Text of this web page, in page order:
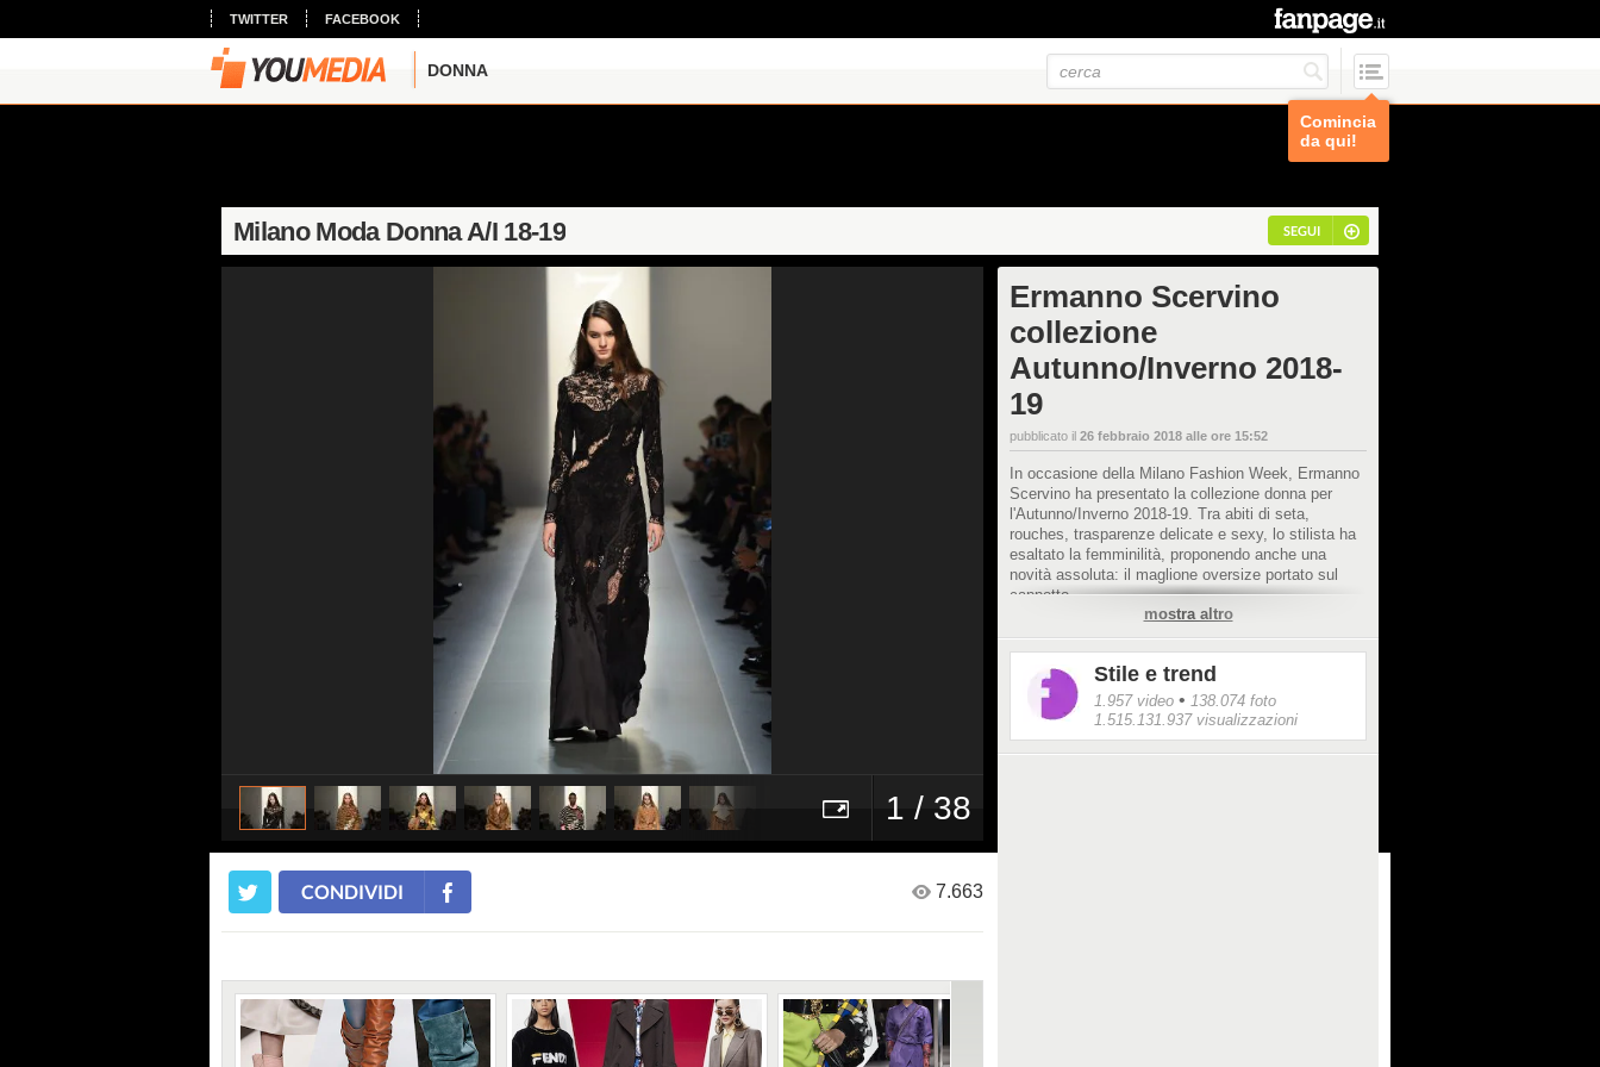
TWITTER FACEBOOK
DONNA
Comincia
da qui!
Milano Moda Donna A/I 18-19 SEGUI
1 / 38
Ermanno Scervino
collezione
Autunno/Inverno 2018-
19
pubblicato il 26 febbraio 2018 alle ore 15:52
In occasione della Milano Fashion Week, Ermanno
Scervino ha presentato la collezione donna per
l'Autunno/Inverno 2018-19. Tra abiti di seta,
rouches, trasparenze delicate e sexy, lo stilista ha
esaltato la femminilità, proponendo anche una
novità assoluta: il maglione oversize portato sul
cappotto.
mostra altro
Stile e trend
1.957 video • 138.074 foto
1.515.131.937 visualizzazioni
CONDIVIDI 7.663